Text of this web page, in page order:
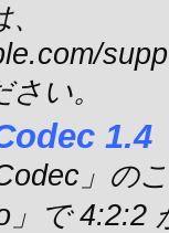
い。
1.4
」の
」で 4:2:2